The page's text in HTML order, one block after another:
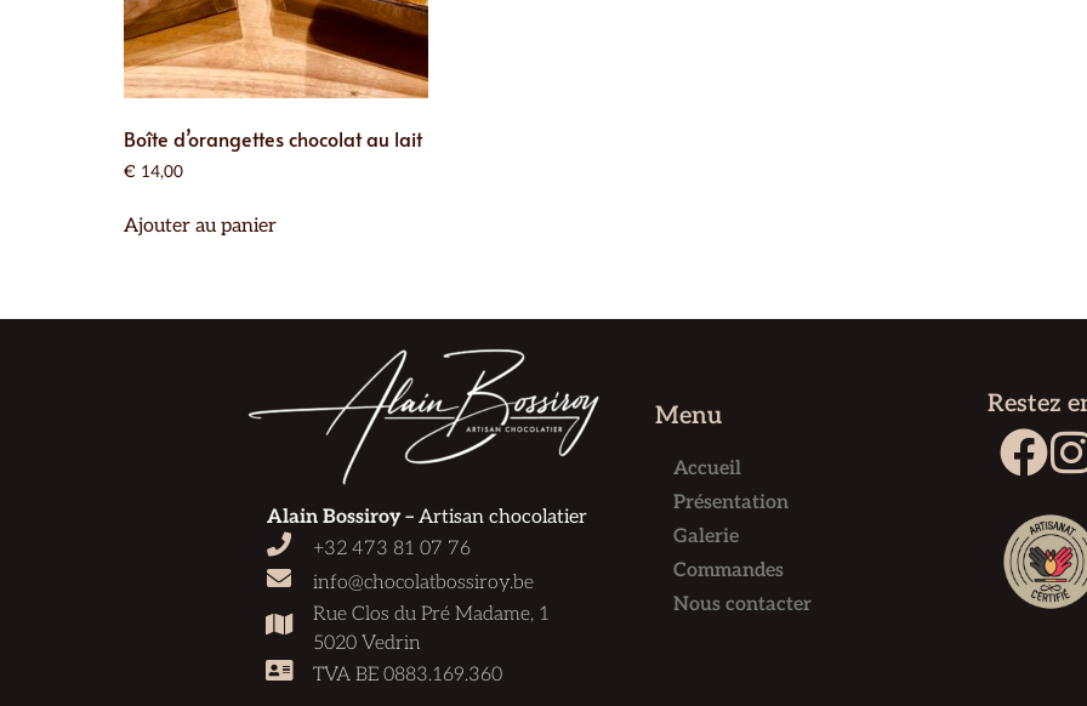
Boîte d’orangettes chocolat au lait
€ 14,00
Ajouter au panier
Alain Bossiroy – Artisan chocolatier
+32 473 81 07 76
info@chocolatbossiroy.be
Rue Clos du Pré Madame, 1
5020 Vedrin
TVA BE 0883.169.360
Menu
Accueil
Présentation
Galerie
Commandes
Nous contacter
Restez